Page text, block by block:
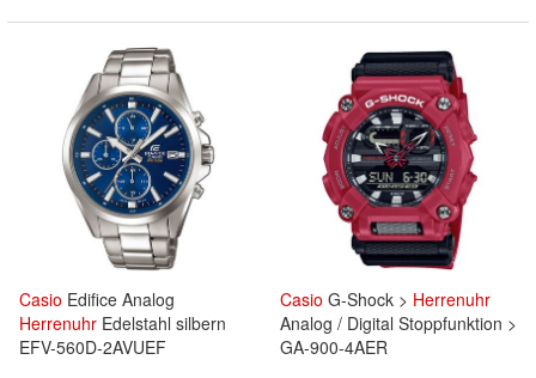
Casio Edifice Analog
Herrenuhr Edelstahl silbern
EFV-560D-2AVUEF
Casio G-Shock > Herrenuhr
Analog / Digital Stoppfunktion >
GA-900-4AER